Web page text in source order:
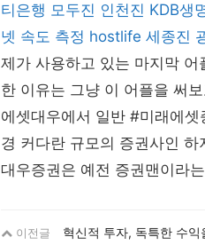
티은행 모두진 인천진 KDB생
넷 속도 측정 hostlife 세종진
제가 사용하고 있는 마지막
한 이유는 그냥 이 어플을 써
에셋대우에서 일반 #미래에
경 커다란 규모의 증권사인
대우증권은 예전 증권맨이라
이전글 혁신적 투자, 독특한 수